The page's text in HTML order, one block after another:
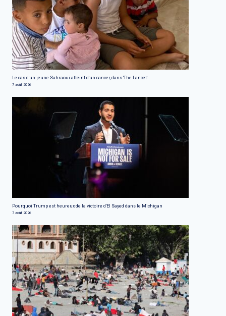
Le cas d'un jeune Sahraoui atteint d'un cancer, dans 'The Lancet'
7 août 2026
Pourquoi Trump est heureux de la victoire d'El Sayed dans le Michigan
7 août 2026